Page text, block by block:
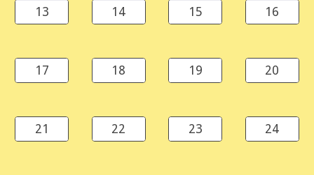
13 14 15 16
17 18 19 20
21 22 23 24